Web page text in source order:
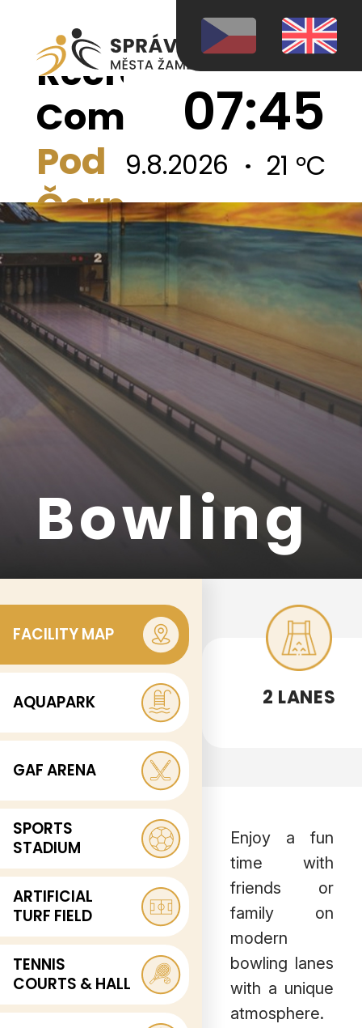
07:45
9.8.2026 21 °C
Sports &
Recreation
Complex
Pod
Černým
lesem
Bowling
FACILITY MAP
AQUAPARK
GAF ARENA
SPORTS
STADIUM
ARTIFICIAL
TURF FIELD
TENNIS
COURTS & HALL
2 LANES
Enjoy a fun
time with
friends or
family on
modern
bowling lanes
with a unique
atmosphere.